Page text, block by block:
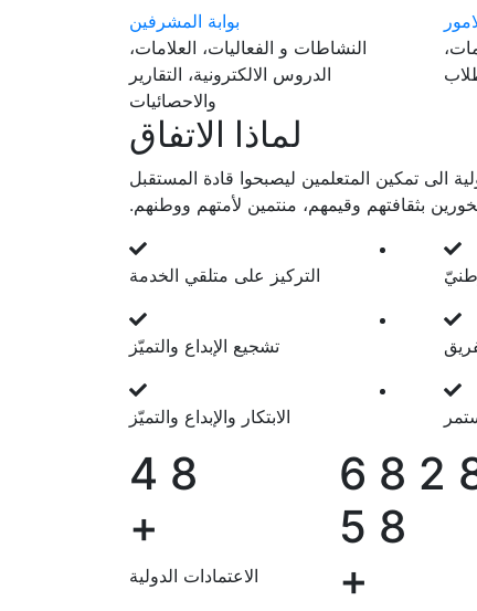
بوابة المشرفين
النشاطات و الفعاليات، العلامات،
الدروس الالكترونية، التقارير
والاحصائيات
لماذا الاتفاق
الى تمكين المتعلمين ليصبحوا قادة المستقبل
بثقافتهم وقيمهم، منتمين لأمتهم ووطنهم.
التركيز على متلقي الخدمة
تشجيع الإبداع والتميّز
الابتكار والإبداع والتميّز
2
8
6
8
5
+
8
4
+
الاعتمادات الدولية